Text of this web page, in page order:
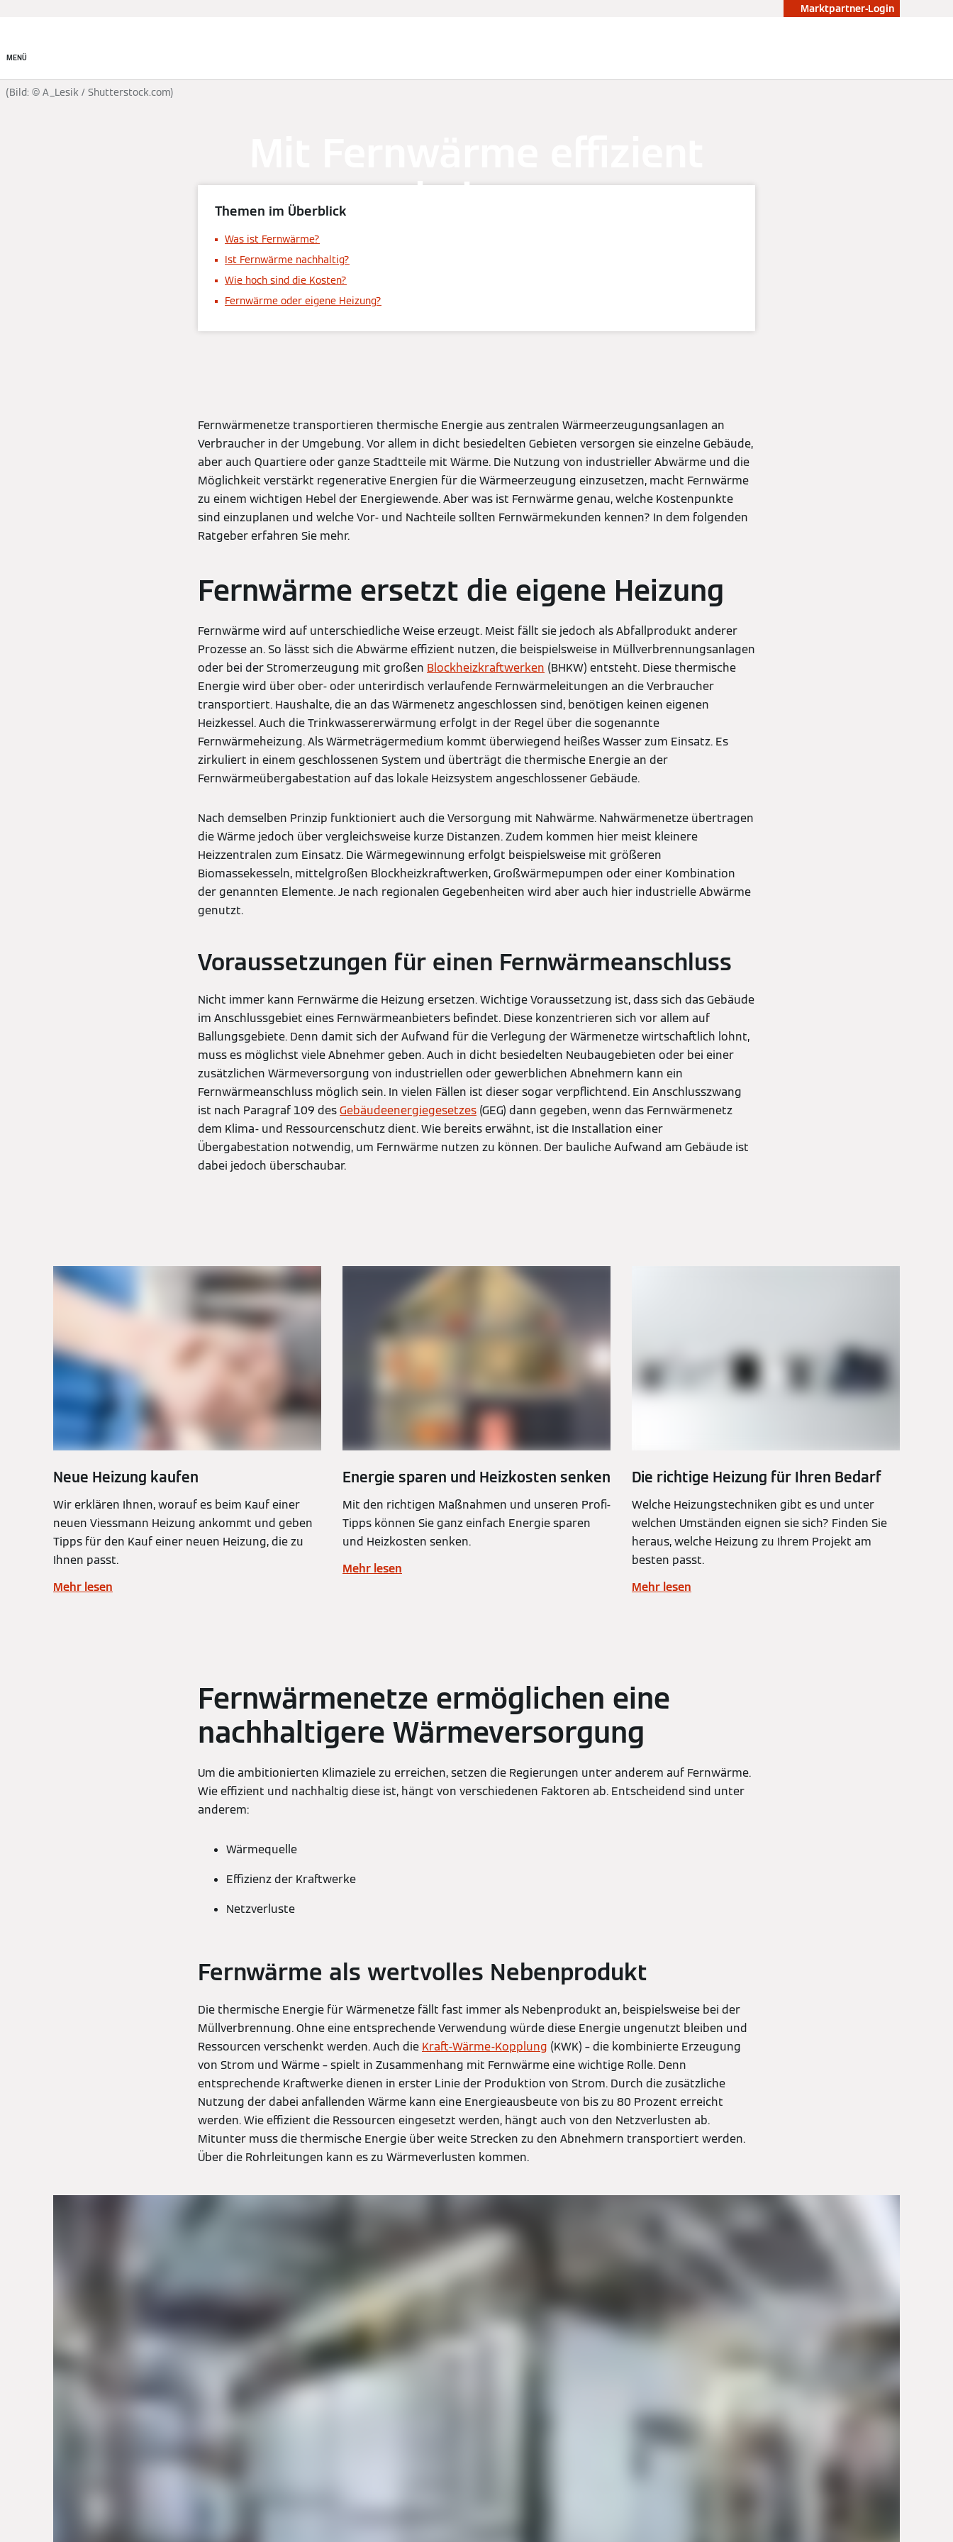
Marktpartner-Login
MENÜ
heizen
(Bild: © A_Lesik / Shutterstock.com)
Themen im Überblick
Was ist Fernwärme?
Ist Fernwärme nachhaltig?
Wie hoch sind die Kosten?
Fernwärme oder eigene Heizung?
Fernwärmenetze transportieren thermische Energie aus zentralen Wärmeerzeugungsanlagen an
Verbraucher in der Umgebung. Vor allem in dicht besiedelten Gebieten versorgen sie einzelne Gebäude,
aber auch Quartiere oder ganze Stadtteile mit Wärme. Die Nutzung von industrieller Abwärme und die
Möglichkeit verstärkt regenerative Energien für die Wärmeerzeugung einzusetzen, macht Fernwärme
zu einem wichtigen Hebel der Energiewende. Aber was ist Fernwärme genau, welche Kostenpunkte
sind einzuplanen und welche Vor- und Nachteile sollten Fernwärmekunden kennen? In dem folgenden
Ratgeber erfahren Sie mehr.
Fernwärme ersetzt die eigene Heizung
Fernwärme wird auf unterschiedliche Weise erzeugt. Meist fällt sie jedoch als Abfallprodukt anderer
Prozesse an. So lässt sich die Abwärme effizient nutzen, die beispielsweise in Müllverbrennungsanlagen
oder bei der Stromerzeugung mit großen Blockheizkraftwerken (BHKW) entsteht. Diese thermische
Energie wird über ober- oder unterirdisch verlaufende Fernwärmeleitungen an die Verbraucher
transportiert. Haushalte, die an das Wärmenetz angeschlossen sind, benötigen keinen eigenen
Heizkessel. Auch die Trinkwassererwärmung erfolgt in der Regel über die sogenannte
Fernwärmeheizung. Als Wärmeträgermedium kommt überwiegend heißes Wasser zum Einsatz. Es
zirkuliert in einem geschlossenen System und überträgt die thermische Energie an der
Fernwärmeübergabestation auf das lokale Heizsystem angeschlossener Gebäude.
Nach demselben Prinzip funktioniert auch die Versorgung mit Nahwärme. Nahwärmenetze übertragen
die Wärme jedoch über vergleichsweise kurze Distanzen. Zudem kommen hier meist kleinere
Heizzentralen zum Einsatz. Die Wärmegewinnung erfolgt beispielsweise mit größeren
Biomassekesseln, mittelgroßen Blockheizkraftwerken, Großwärmepumpen oder einer Kombination
der genannten Elemente. Je nach regionalen Gegebenheiten wird aber auch hier industrielle Abwärme
genutzt.
Voraussetzungen für einen Fernwärmeanschluss
Nicht immer kann Fernwärme die Heizung ersetzen. Wichtige Voraussetzung ist, dass sich das Gebäude
im Anschlussgebiet eines Fernwärmeanbieters befindet. Diese konzentrieren sich vor allem auf
Ballungsgebiete. Denn damit sich der Aufwand für die Verlegung der Wärmenetze wirtschaftlich lohnt,
muss es möglichst viele Abnehmer geben. Auch in dicht besiedelten Neubaugebieten oder bei einer
zusätzlichen Wärmeversorgung von industriellen oder gewerblichen Abnehmern kann ein
Fernwärmeanschluss möglich sein. In vielen Fällen ist dieser sogar verpflichtend. Ein Anschlusszwang
ist nach Paragraf 109 desGebäudeenergiegesetzes (GEG) dann gegeben, wenn das Fernwärmenetz
dem Klima- und Ressourcenschutz dient. Wie bereits erwähnt, ist die Installation einer
Übergabestation notwendig, um Fernwärme nutzen zu können. Der bauliche Aufwand am Gebäude ist
dabei jedoch überschaubar.
Neue Heizung kaufen
Wir erklären Ihnen, worauf es beim Kauf einer
neuen Viessmann Heizung ankommt und geben
Tipps für den Kauf einer neuen Heizung, die zu
Ihnen passt.
Mehr lesen
Energie sparen und Heizkosten senken
Mit den richtigen Maßnahmen und unseren Profi-
Tipps können Sie ganz einfach Energie sparen
und Heizkosten senken.
Mehr lesen
Die richtige Heizung für Ihren Bedarf
Welche Heizungstechniken gibt es und unter
welchen Umständen eignen sie sich? Finden Sie
heraus, welche Heizung zu Ihrem Projekt am
besten passt.
Mehr lesen
Fernwärmenetze ermöglichen eine
nachhaltigere Wärmeversorgung
Um die ambitionierten Klimaziele zu erreichen, setzen die Regierungen unter anderem auf Fernwärme.
Wie effizient und nachhaltig diese ist, hängt von verschiedenen Faktoren ab. Entscheidend sind unter
anderem:
Wärmequelle
Effizienz der Kraftwerke
Netzverluste
Fernwärme als wertvolles Nebenprodukt
Die thermische Energie für Wärmenetze fällt fast immer als Nebenprodukt an, beispielsweise bei der
Müllverbrennung. Ohne eine entsprechende Verwendung würde diese Energie ungenutzt bleiben und
Ressourcen verschenkt werden. Auch die Kraft-Wärme-Kopplung (KWK) – die kombinierte Erzeugung
von Strom und Wärme – spielt in Zusammenhang mit Fernwärme eine wichtige Rolle. Denn
entsprechende Kraftwerke dienen in erster Linie der Produktion von Strom. Durch die zusätzliche
Nutzung der dabei anfallenden Wärme kann eine Energieausbeute von bis zu 80 Prozent erreicht
werden. Wie effizient die Ressourcen eingesetzt werden, hängt auch von den Netzverlusten ab.
Mitunter muss die thermische Energie über weite Strecken zu den Abnehmern transportiert werden.
Über die Rohrleitungen kann es zu Wärmeverlusten kommen.